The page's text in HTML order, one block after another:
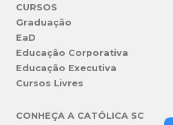
CURSOS
Graduação
EaD
Educação Corporativa
Educação Executiva
Cursos Livres
CONHEÇA A CATÓLICA SC